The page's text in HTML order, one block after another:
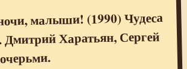
малыши! (1990) Чудеса
Харатьян, Сергей